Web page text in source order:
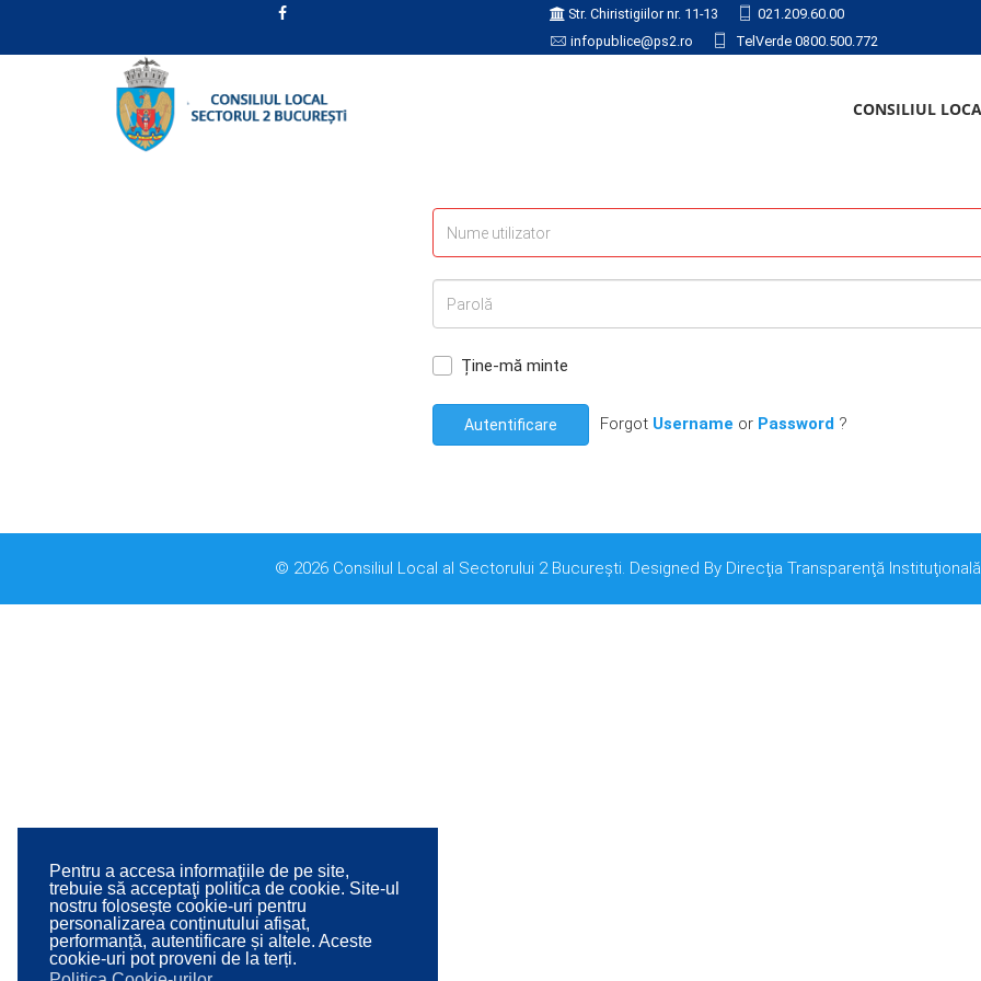
Pentru a accesa informaţiile de pe site,
trebuie să acceptaţi politica de cookie. Site-ul
nostru folosește cookie-uri pentru
personalizarea conținutului afișat,
performanță, autentificare și altele. Aceste
cookie-uri pot proveni de la terți.
Str. Chiristigiilor nr. 11-13
021.209.60.00
infopublice@ps2.ro
TelVerde 0800.500.772
CONSILIUL
Ține-mă minte
Autentificare Forgot Username or Password?
© 2026 Consiliul Local al Sectorului 2 București. Designed By Direcţia Transparenţă